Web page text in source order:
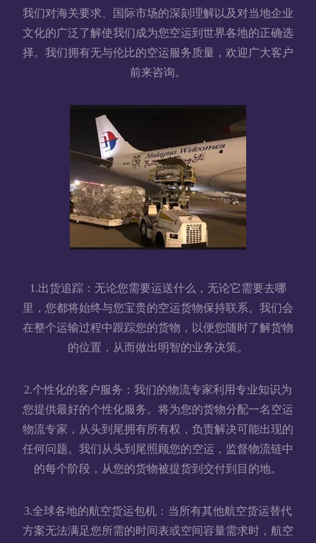
我们对海关要求、国际市场的深刻理解以及对当地企业
文化的广泛了解使我们成为您空运到世界各地的正确选
择。我们拥有无与伦比的空运服务质量，欢迎广大客户
前来咨询。
1.出货追踪：无论您需要运送什么，无论它需要去哪
里，您都将始终与您宝贵的空运货物保持联系。我们会
在整个运输过程中跟踪您的货物，以便您随时了解货物
的位置，从而做出明智的业务决策。
2.个性化的客户服务：我们的物流专家利用专业知识为
您提供最好的个性化服务。将为您的货物分配一名空运
物流专家，从头到尾拥有所有权，负责解决可能出现的
任何问题。我们从头到尾照顾您的空运，监督物流链中
的每个阶段，从您的货物被提货到交付到目的地。
3.全球各地的航空货运包机：当所有其他航空货运替代
方案无法满足您所需的时间表或空间容量需求时，航空